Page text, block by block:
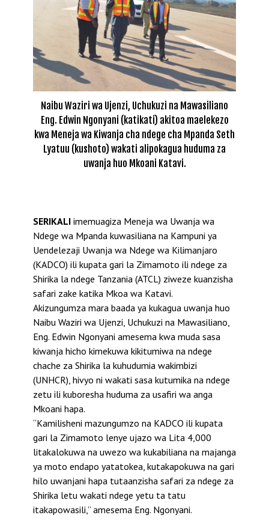
Naibu Waziri wa Ujenzi, Uchukuzi na Mawasiliano
Eng. Edwin Ngonyani (katikati) akitoa maelekezo
kwa Meneja wa Kiwanja cha ndege cha Mpanda Seth
Lyatuu (kushoto) wakati alipokagua huduma za
uwanja huo Mkoani Katavi.
SERIKALI imemuagiza Meneja wa Uwanja wa
Ndege wa Mpanda kuwasiliana na Kampuni ya
Uendelezaji Uwanja wa Ndege wa Kilimanjaro
(KADCO) ili kupata gari la Zimamoto ili ndege za
Shirika la ndege Tanzania (ATCL) ziweze kuanzisha
safari zake katika Mkoa wa Katavi.
Akizungumza mara baada ya kukagua uwanja huo
Naibu Waziri wa Ujenzi, Uchukuzi na Mawasiliano,
Eng. Edwin Ngonyani amesema kwa muda sasa
kiwanja hicho kimekuwa kikitumiwa na ndege
chache za Shirika la kuhudumia wakimbizi
(UNHCR), hivyo ni wakati sasa kutumika na ndege
zetu ili kuboresha huduma za usafiri wa anga
Mkoani hapa.
“Kamilisheni mazungumzo na KADCO ili kupata
gari la Zimamoto lenye ujazo wa Lita 4,000
litakalokuwa na uwezo wa kukabiliana na majanga
ya moto endapo yatatokea, kutakapokuwa na gari
hilo uwanjani hapa tutaanzisha safari za ndege za
Shirika letu wakati ndege yetu ta tatu
itakapowasili,” amesema Eng. Ngonyani.